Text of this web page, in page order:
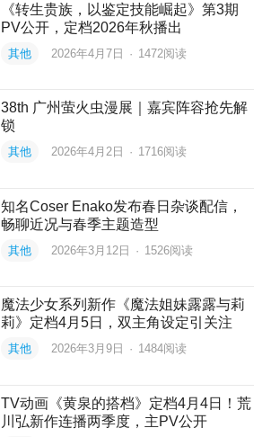
《转生贵族，以鉴定技能崛起》第3期
PV公开，定档2026年秋播出
其他 2026年4月7日 · 1472阅读
38th 广州萤火虫漫展｜嘉宾阵容抢先解
锁
其他 2026年4月2日 · 1716阅读
知名Coser Enako发布春日杂谈配信，
畅聊近况与春季主题造型
其他 2026年3月12日 · 1526阅读
魔法少女系列新作《魔法姐妹露露与莉
莉》定档4月5日，双主角设定引关注
其他 2026年3月9日 · 1484阅读
TV动画《黄泉的搭档》定档4月4日！荒
川弘新作连播两季度，主PV公开